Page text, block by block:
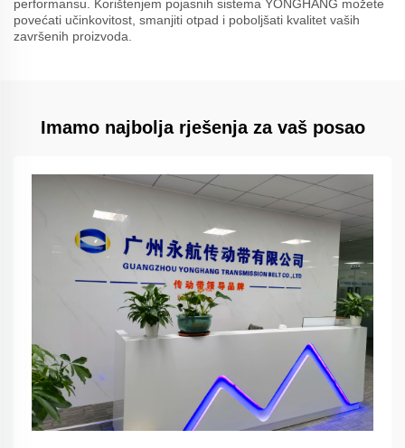
performansu. Korištenjem pojasnih sistema YONGHANG možete
povećati učinkovitost, smanjiti otpad i poboljšati kvalitet vaših
završenih proizvoda.
Imamo najbolja rješenja za vaš posao